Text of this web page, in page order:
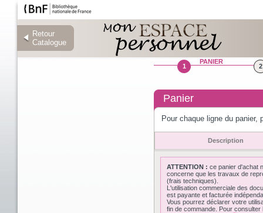
Retour
Catalogue
Retour
Catalogue
1
PANIER
2
Panier
Pour chaque ligne du
Description
ATTENTION : ce panier d'achat
concerne que les travaux de
(frais techniques).
L'utilisation commerciale des
est payante et facturée
Vous pourrez déclarer votre
fin de commande. Pour consulter